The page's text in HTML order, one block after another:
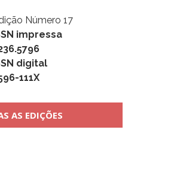
Número 17
impressa
digital
111X
AS EDIÇÕES